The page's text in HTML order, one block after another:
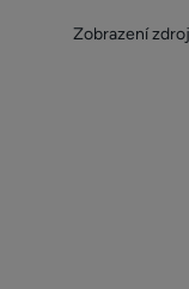
Zobrazení